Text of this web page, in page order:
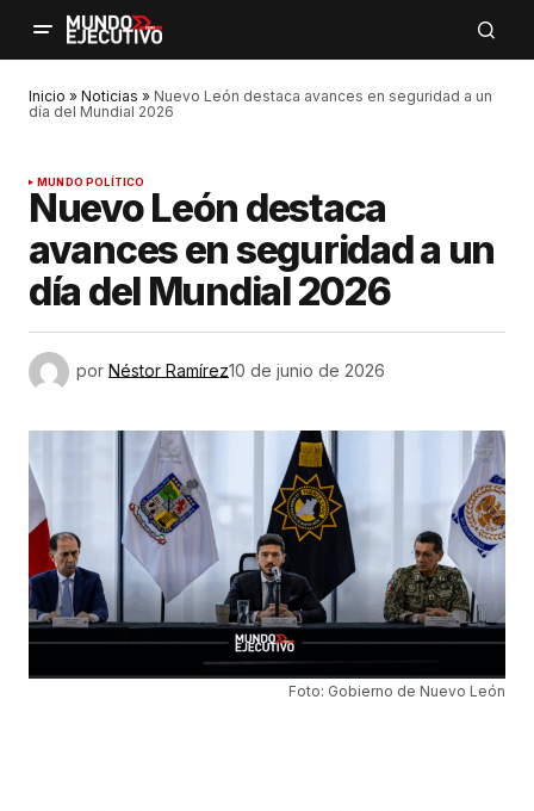
Inicio » Noticias » Nuevo León destaca avances en seguridad a un
día del Mundial 2026
MUNDO POLÍTICO
Nuevo León destaca
avances en seguridad a un
día del Mundial 2026
por Néstor Ramírez10 de junio de 2026
Foto: Gobierno de Nuevo León